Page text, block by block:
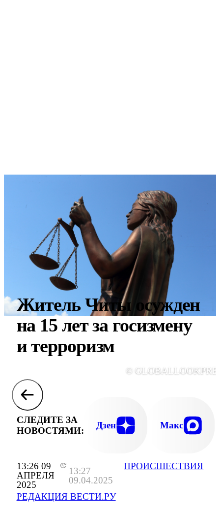
13:26 09
АПРЕЛЯ
2025
13:27
09.04.2025
РЕДАКЦИЯ ВЕСТИ.РУ
ПРОИСШЕСТВИЯ
Житель Читы осужден
на 15 лет за госизмену
и терроризм
©
СЛЕДИТЕ ЗА
НОВОСТЯМИ:
Дзен Макс